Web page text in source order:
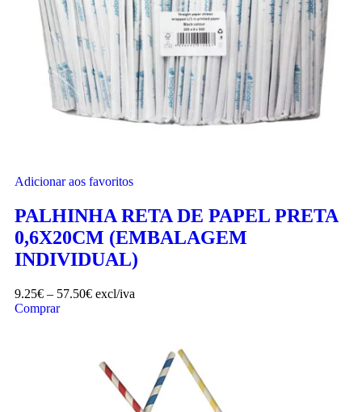
Adicionar aos favoritos
PALHINHA RETA DE PAPEL PRETA
0,6X20CM (EMBALAGEM
INDIVIDUAL)
9.25€ – 57.50€ excl/iva
Comprar